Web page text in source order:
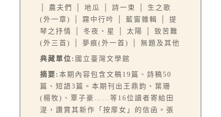
│ 農夫們 │ 地瓜 │ 詩一束 │ 生之歌
(外一章) │ 霧中行吟 │ 藍窗雜輯 │ 提
琴之抒情 │ 冬夜、星 │ 太陽 │ 致苦難
(外三首) │ 夢痕(外一首) │ 無題及其他
典藏單位: 國立臺灣文學館
摘要: 本期內容包含文稿19篇、詩稿50
篇、短語3篇。本期刊出王鼎鈞、葉珊
(楊牧)、覃子豪……等16位讀者寄給田
湜，讚賞其新作「按摩女」的信函。張